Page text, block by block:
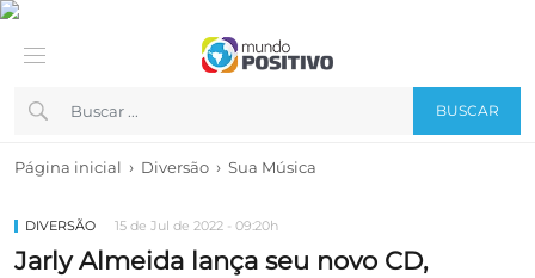
BUSCAR
Página inicial › Diversão › Sua Música
DIVERSÃO 15 de Jul de 2022 - 09:20h
Jarly Almeida lança seu novo CD,